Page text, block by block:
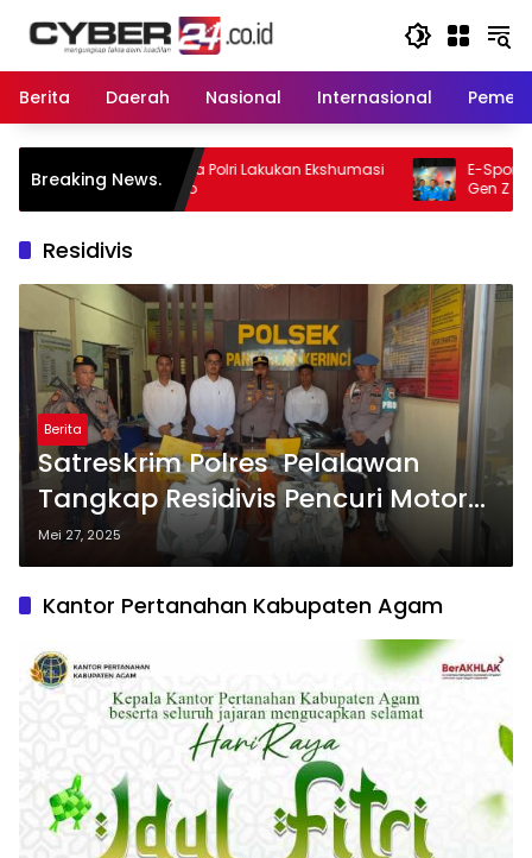
Berita
Daerah Nasional Internasional
Breaking News.
Polri Lakukan Ekshumasi
E-Sports Kapolri Cup 2026
Gen Z Kembangkan Potensi di
Digital
Residivis
Berita
Satreskrim Polres Pelalawan
Tangkap Residivis Pencuri Motor
yang Kembali Beraksi
Mei 27, 2025
Kantor Pertanahan Kabupaten Agam